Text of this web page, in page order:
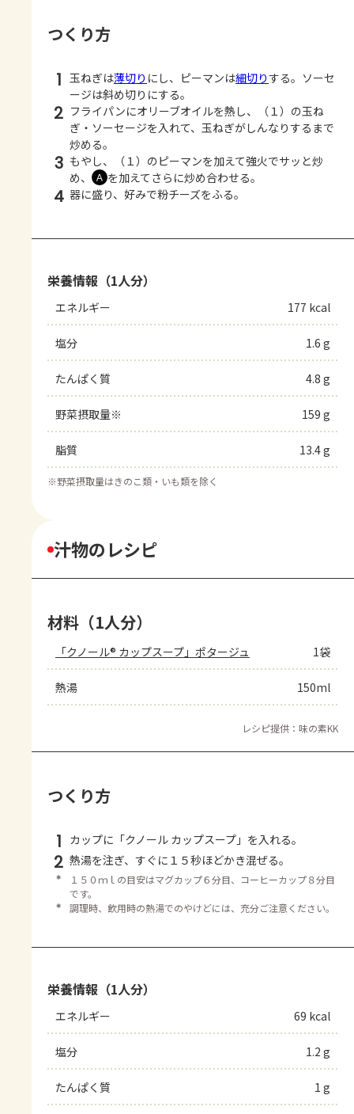
つくり方
1 玉ねぎは薄切り にし、ピーマンは細切りする。ソーセ
ージは斜め切りにする。
2 フライパンにオリーブオイルを熱し、（１）の玉ね
ぎ・ソーセージを入れて、玉ねぎがしんなりするまで
炒める。
3 もやし、（１）のピーマンを加えて強火でサッと炒
め、
Ａ を加えてさらに炒め合わせる。
4 器に盛り、好みで粉チーズをふる。
栄養情報（1人分）
エネルギー 177 kcal
塩分 1.6 g
たんぱく質 4.8 g
野菜摂取量※ 159 g
脂質 13.4 g
※野菜摂取量はきのこ類・いも類を除く
汁物のレシピ
材料（1人分）
「クノール® カップスープ」ポタージュ 1袋
熱湯 150ml
レシピ提供：味の素KK
つくり方
1 カップに「クノール カップスープ」を入れる。
2 熱湯を注ぎ、すぐに１５秒ほどかき混ぜる。
＊
１５０ｍｌの目安はマグカップ６分目、コーヒーカップ８分目
です。
＊
調理時、飲用時の熱湯でのやけどには、充分ご注意ください。
栄養情報（1人分）
エネルギー 69 kcal
塩分 1.2 g
たんぱく質 1 g